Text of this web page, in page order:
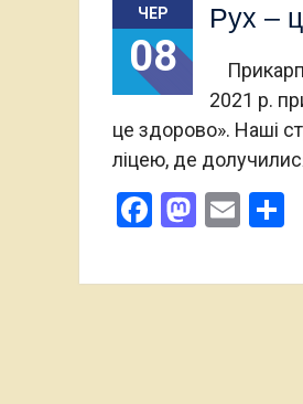
ЧЕР
08
Рух –
2021 р.
це здорово». Наші
ліцею, де
Facebook